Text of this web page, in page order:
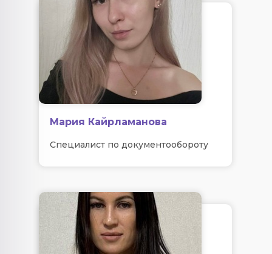
Мария Кайрламанова
Специалист по документообороту